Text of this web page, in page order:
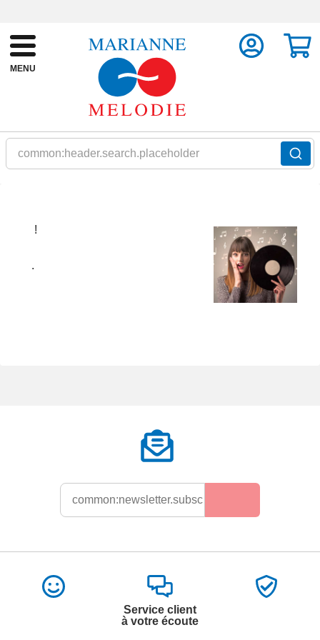
MENU
common:header.search.placeholder
!
.
Service client
à votre écoute